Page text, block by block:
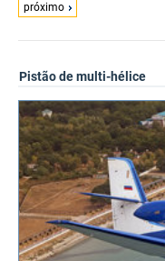
próximo
Pistão de multi-hélice